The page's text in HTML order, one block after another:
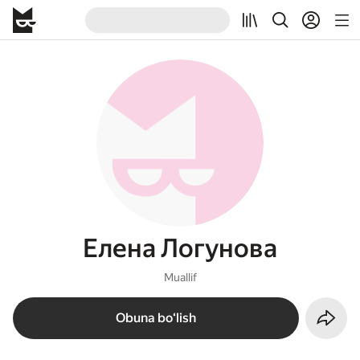
Елена Логунова
Muallif
Obuna boʻlish